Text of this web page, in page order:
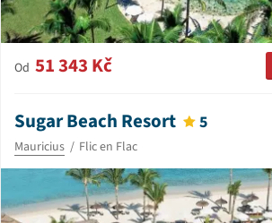
Od 51 343 Kč
Sugar Beach Resort 5
Mauricius Flic en Flac